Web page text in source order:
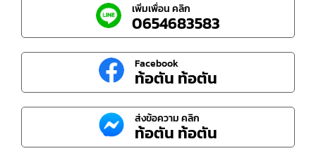
เพิ่มเพื่อน คลิก
0654683583
Facebook
ท้อตัน ท้อตัน
ส่งข้อความ คลิก
ท้อตัน ท้อตัน